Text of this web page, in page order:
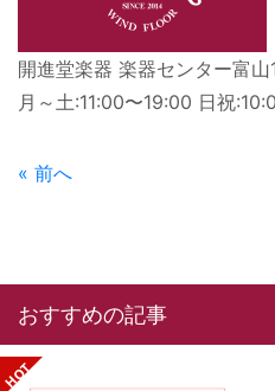
開進堂楽器 楽器センター富山
月～土:11:00〜19:00 日祝
« 前へ
おすすめの記事